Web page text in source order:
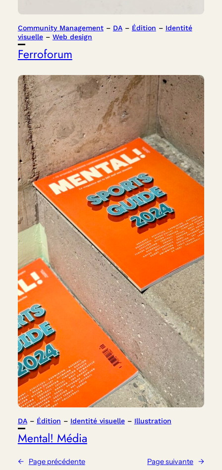
Community Management – DA – Édition – Identité
visuelle – Web design
Ferroforum
DA – Édition – Identité visuelle – Illustration
Mental! Média
← Page précédente Page suivante →